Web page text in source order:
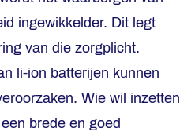
ingewikkelder. Dit legt
van die zorgplicht.
li-ion batterijen kunnen
Wie wil inzetten
brede en goed